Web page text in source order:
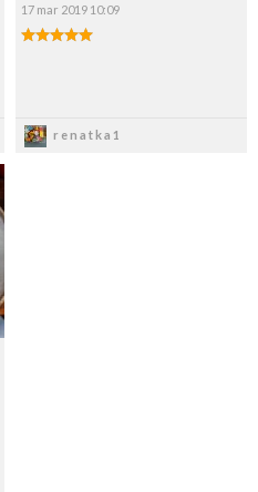
17 mar 2019 10:09
renatka1